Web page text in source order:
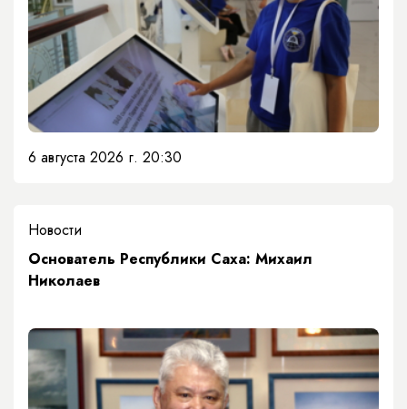
6 августа 2026 г. 20:30
Новости
Основатель Республики Саха: Михаил
Николаев